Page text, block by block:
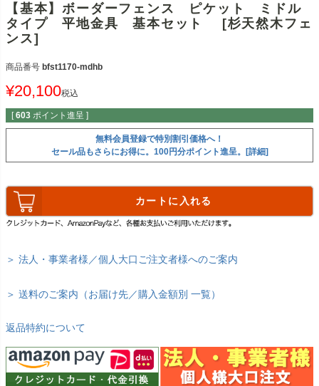
【基本】ボーダーフェンス ピケット ミドル
タイプ 平地金具 基本セット [杉天然木フェ
ンス]
商品番号 bfst1170-mdhb
¥20,100税込
[ 603 ポイント進呈 ]
無料会員登録で特別割引価格へ！
セール品もさらにお得に。100円分ポイント進呈。[詳細]
カートに入れる
＞ 法人・事業者様／個人大口ご注文者様へのご案内
＞ 送料のご案内（お届け先／購入金額別 一覧）
返品特約について